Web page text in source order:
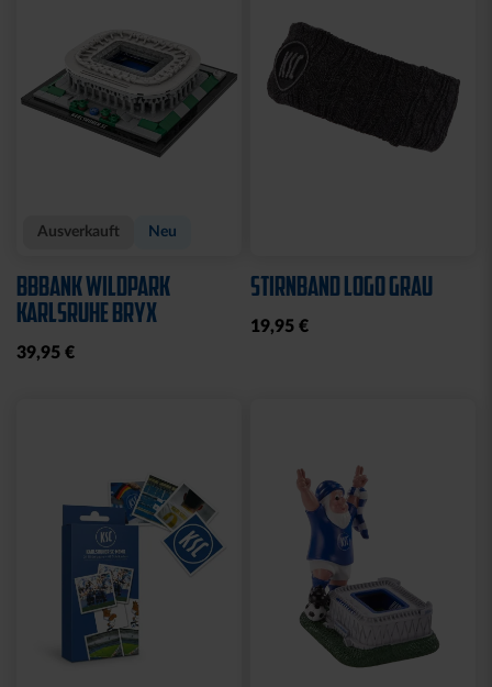
Ausverkauft Neu
BBBANK WILDPARK
KARLSRUHE BRYX
39,95 €
STIRNBAND LOGO GRAU
19,95 €